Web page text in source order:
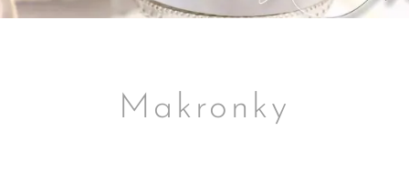
Makronky